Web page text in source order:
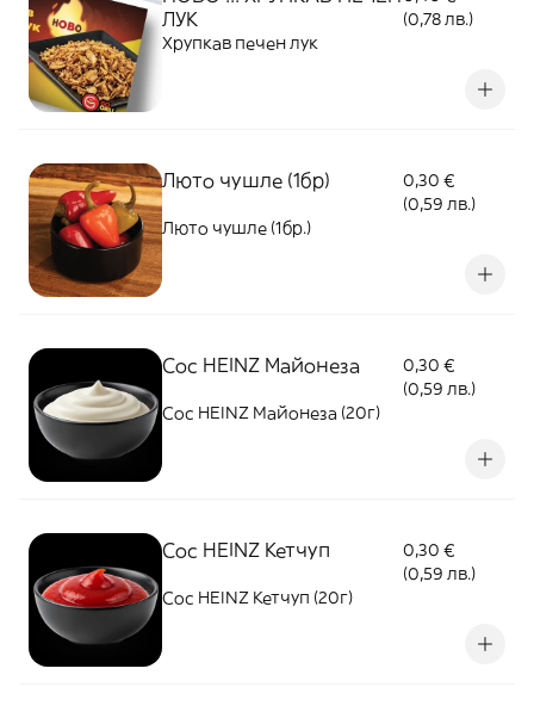
ЛУК
(0,78 лв.)
Хрупкав печен лук
Люто чушле (1бр)
0,30 €
(0,59 лв.)
Люто чушле (1бр.)
Сос HEINZ Майонеза
0,30 €
(0,59 лв.)
Сос HEINZ Майонеза (20г)
Сос HEINZ Кетчуп
0,30 €
(0,59 лв.)
Сос HEINZ Кетчуп (20г)